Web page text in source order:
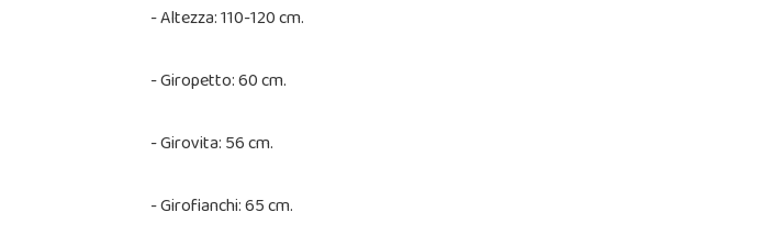
- Altezza: 110-120 cm.
- Giropetto: 60 cm.
- Girovita: 56 cm.
- Girofianchi: 65 cm.